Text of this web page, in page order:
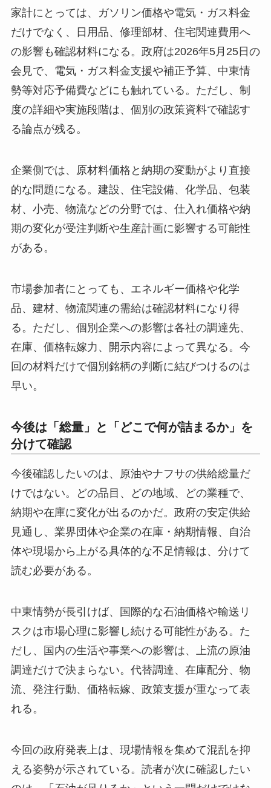
家計にとっては、ガソリン価格や電気・ガス料金
だけでなく、日用品、修理部材、住宅関連費用へ
の影響も確認材料になる。政府は2026年5月25日の
会見で、電気・ガス料金支援や補正予算、中東情
勢等対応予備費などにも触れている。ただし、制
度の詳細や実施段階は、個別の政策資料で確認す
る論点が残る。
企業側では、原材料価格と納期の変動がより直接
的な問題になる。建設、住宅設備、化学品、包装
材、小売、物流などの分野では、仕入れ価格や納
期の変化が受注判断や生産計画に影響する可能性
がある。
市場参加者にとっても、エネルギー価格や化学
品、建材、物流関連の需給は確認材料になり得
る。ただし、個別企業への影響は各社の調達先、
在庫、価格転嫁力、開示内容によって異なる。今
回の材料だけで個別銘柄の判断に結びつけるのは
早い。
今後は「総量」と「どこで何が詰まるか」を
分けて確認
今後確認したいのは、原油やナフサの供給総量だ
けではない。どの品目、どの地域、どの業種で、
納期や在庫に変化が出るのかだ。政府の安定供給
見通し、業界団体や企業の在庫・納期情報、自治
体や現場から上がる具体的な不足情報は、分けて
読む必要がある。
中東情勢が長引けば、国際的な石油価格や輸送リ
スクは市場心理に影響し続ける可能性がある。た
だし、国内の生活や事業への影響は、上流の原油
調達だけで決まらない。代替調達、在庫配分、物
流、発注行動、価格転嫁、政策支援が重なって表
れる。
今回の政府発表上は、現場情報を集めて混乱を抑
える姿勢が示されている。読者が次に確認したい